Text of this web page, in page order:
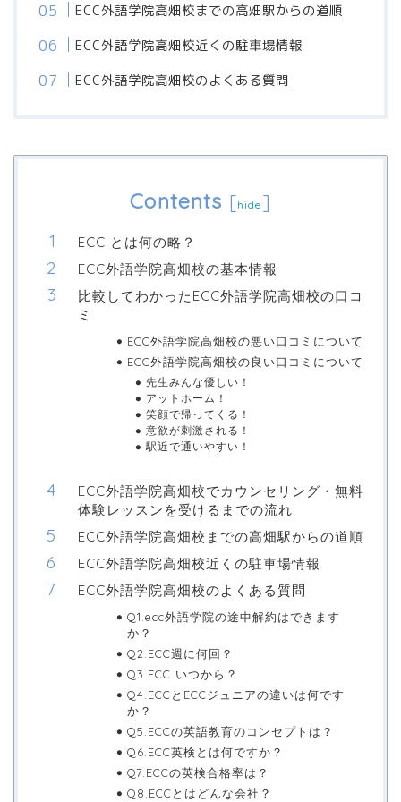
ECC外語学院高畑校までの高畑駅からの道順
ECC外語学院高畑校近くの駐車場情報
ECC外語学院高畑校のよくある質問
Contents [hide ]
ECC とは何の略？
ECC外語学院高畑校の基本情報
比較してわかったECC外語学院高畑校の口コ
ミ
ECC外語学院高畑校の悪い口コミについて
ECC外語学院高畑校の良い口コミについて
先生みんな優しい！
アットホーム！
笑顔で帰ってくる！
意欲が刺激される！
駅近で通いやすい！
ECC外語学院高畑校でカウンセリング・無料
体験レッスンを受けるまでの流れ
ECC外語学院高畑校までの高畑駅からの道順
ECC外語学院高畑校近くの駐車場情報
ECC外語学院高畑校のよくある質問
Q1.ecc外語学院の途中解約はできます
か？
Q2.ECC週に何回？
Q3.ECC いつから？
Q4.ECCとECCジュニアの違いは何です
か？
Q5.ECCの英語教育のコンセプトは？
Q6.ECC英検とは何ですか？
Q7.ECCの英検合格率は？
Q8.ECCとはどんな会社？